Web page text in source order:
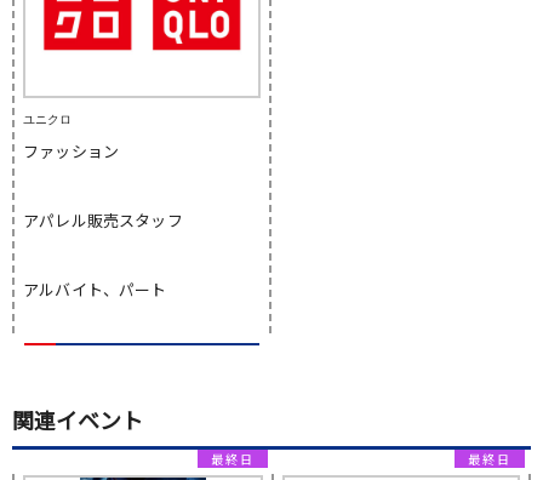
ユニクロ
ファッション
アパレル販売スタッフ
アルバイト、パート
関連イベント